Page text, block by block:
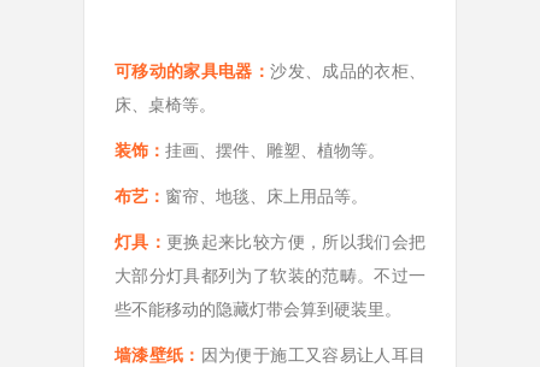
可移动的家具电器：沙发、成品的衣柜、
床、桌椅等。
装饰： 挂画、摆件、雕塑、植物等。
布艺： 窗帘、地毯、床上用品等。
灯具： 更换起来比较方便，所以我们会把
大部分灯具都列为了软装的范畴。不过一
些不能移动的隐藏灯带会算到硬装里。
墙漆壁纸： 因为便于施工又容易让人耳目